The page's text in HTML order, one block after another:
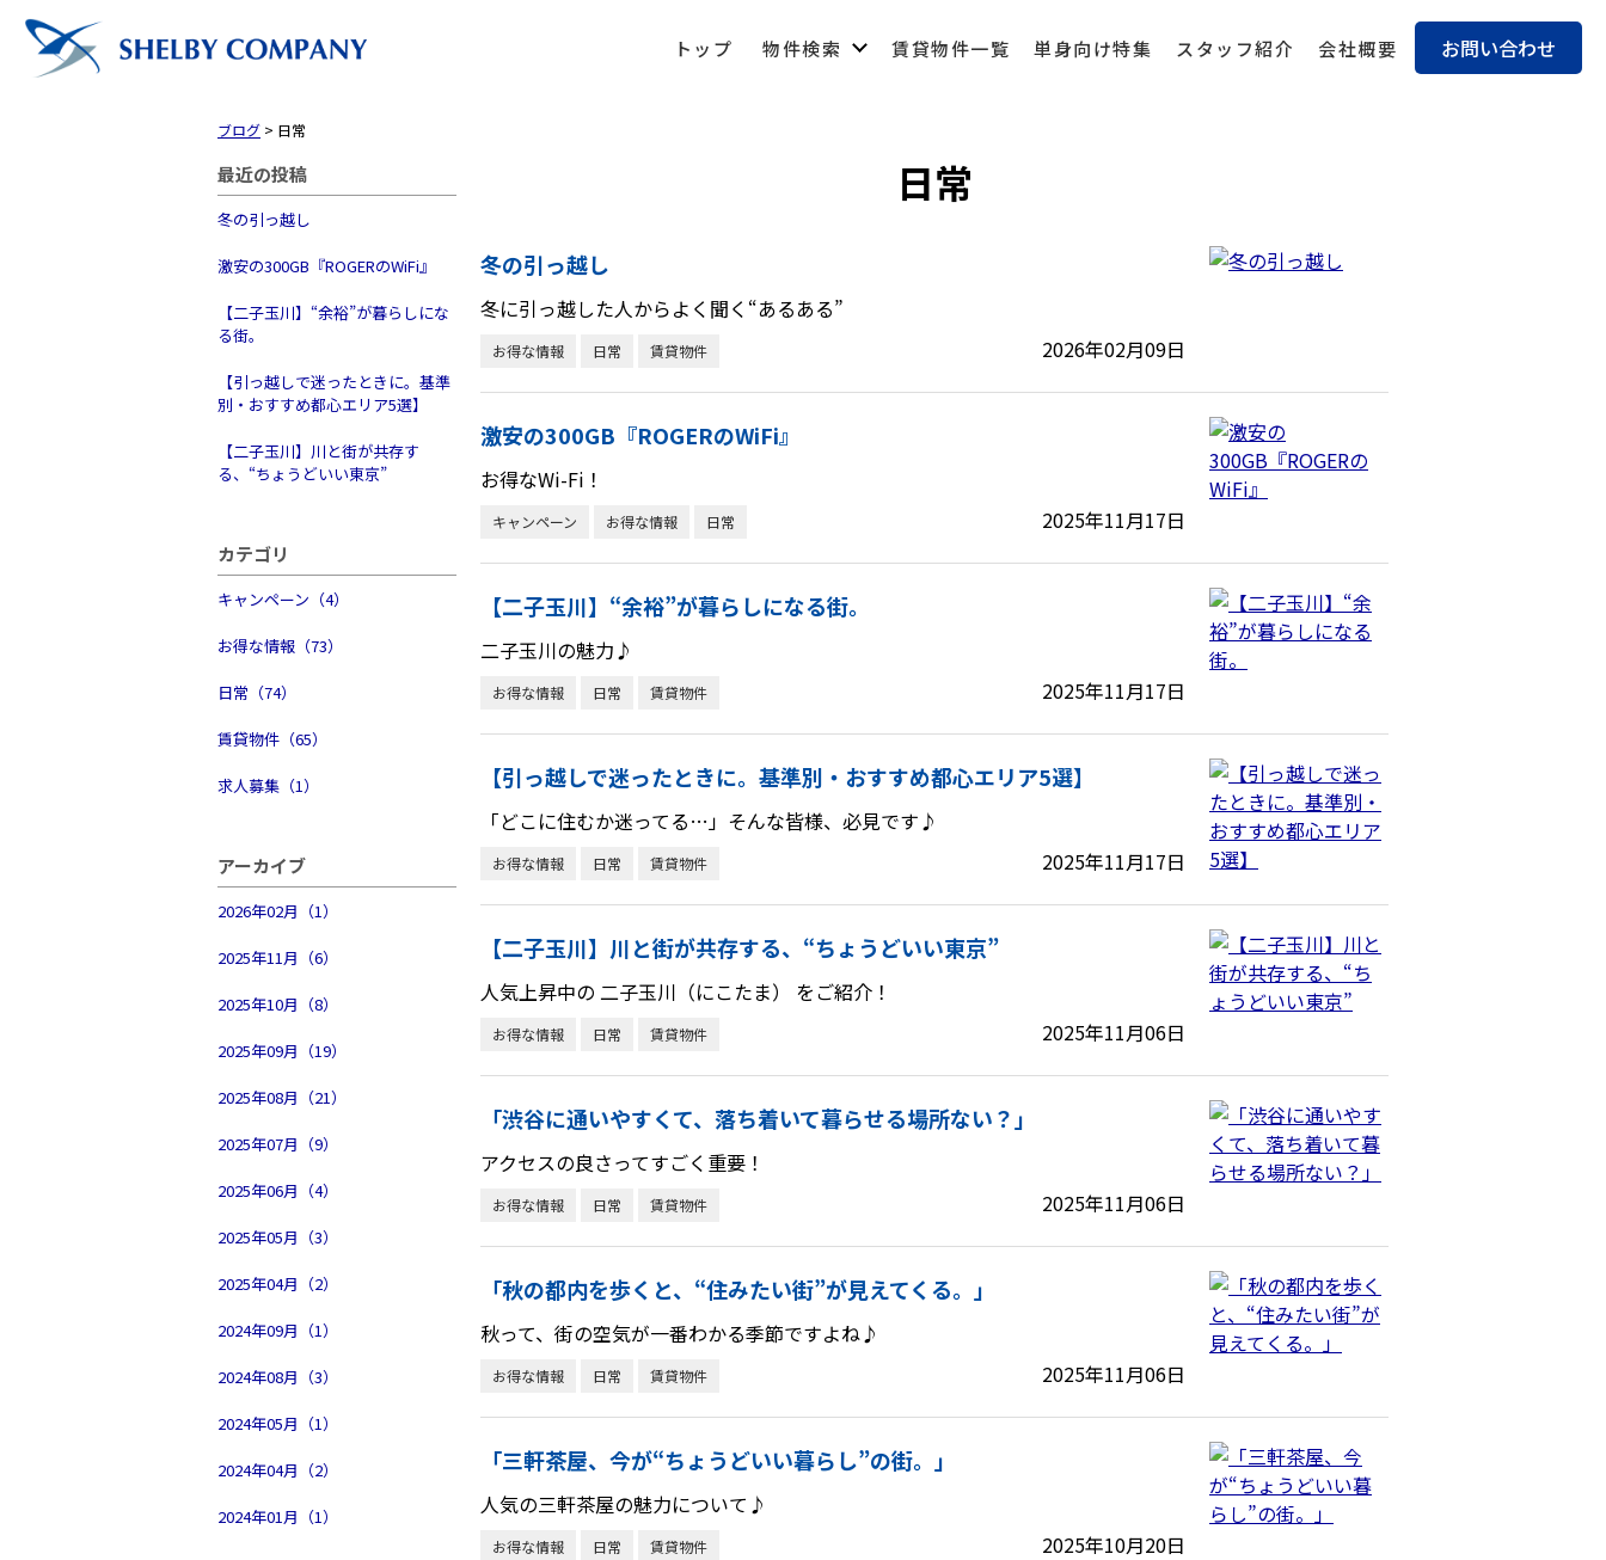
トップ 物件検索 賃貸物件一覧 単身向け特集 スタッフ紹介 会社概要 お問い合わせ
トップ
賃貸物件一覧
スタッフ紹介
ブログ > 日常
最近の投稿
冬の引っ越し
激安の300GB『ROGERのWiFi』
【二子玉川】“余裕”が暮らしにな
る街。
【引っ越しで迷ったときに。基準
別・おすすめ都心エリア5選】
【二子玉川】川と街が共存す
る、“ちょうどいい東京”
カテゴリ
キャンペーン（4）
お得な情報（73）
日常（74）
賃貸物件（65）
求人募集（1）
アーカイブ
2026年02月（1）
2025年11月（6）
2025年10月（8）
2025年09月（19）
2025年08月（21）
2025年07月（9）
2025年06月（4）
2025年05月（3）
2025年04月（2）
2024年09月（1）
2024年08月（3）
2024年05月（1）
2024年04月（2）
2024年01月（1）
日常
冬の引っ越し
冬に引っ越した人からよく聞く“あるある”
お得な情報 日常 賃貸物件 2026年02月09日
激安の300GB『ROGERのWiFi』
お得なWi-Fi！
キャンペーン お得な情報 日常 2025年11月17日
【二子玉川】“余裕”が暮らしになる街。
二子玉川の魅力♪
お得な情報 日常 賃貸物件 2025年11月17日
【引っ越しで迷ったときに。基準別・おすすめ都心エリア5選】
「どこに住むか迷ってる…」そんな皆様、必見です♪
お得な情報 日常 賃貸物件 2025年11月17日
【二子玉川】川と街が共存する、“ちょうどいい東京”
人気上昇中の 二子玉川（にこたま） をご紹介！
お得な情報 日常 賃貸物件 2025年11月06日
「渋谷に通いやすくて、落ち着いて暮らせる場所ない？」
アクセスの良さってすごく重要！
お得な情報 日常 賃貸物件 2025年11月06日
「秋の都内を歩くと、“住みたい街”が見えてくる。」
秋って、街の空気が一番わかる季節ですよね♪
お得な情報 日常 賃貸物件 2025年11月06日
「三軒茶屋、今が“ちょうどいい暮らし”の街。」
人気の三軒茶屋の魅力について♪
お得な情報 日常 賃貸物件 2025年10月20日